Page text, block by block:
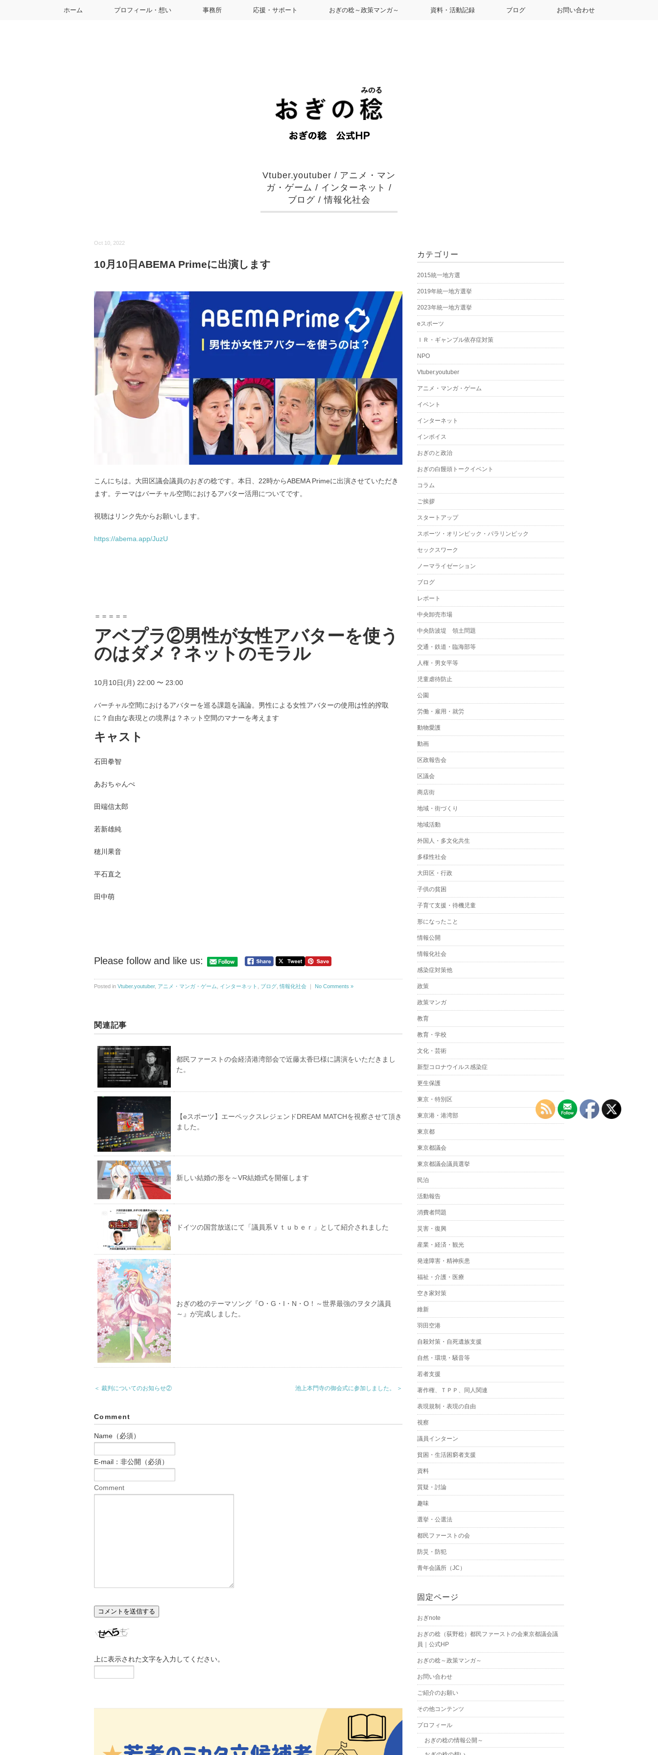
ホーム プロフィール・想い 事務所 応援・サポート おぎの稔～政策マンガ～ 資料・活動記録 ブログ お問い合わせ
Vtuber.youtuber / アニメ・マン
ガ・ゲーム / インターネット /
ブログ /情報化社会
Oct 10, 2022
10月10日ABEMA Primeに出演します
こんにちは。大田区議会議員のおぎの稔です。本日、22時からABEMA Primeに出演させていただき
ます。テーマはバーチャル空間におけるアバター活用についてです。
視聴はリンク先からお願いします。
https://abema.app/JuzU
＝＝＝＝＝
アベプラ②男性が女性アバターを使う
のはダメ？ネットのモラル
10月10日(月) 22:00 〜 23:00
バーチャル空間におけるアバターを巡る課題を議論。男性による女性アバターの使用は性的搾取
に？自由な表現との境界は？ネット空間のマナーを考えます
キャスト
石田拳智
あおちゃんぺ
田端信太郎
若新雄純
穂川果音
平石直之
田中萌
Please follow and like us:
Posted in Vtuber.youtuber, アニメ・マンガ・ゲーム インターネット ブログ ,情報化社会 ｜ No Comments »
関連記事
都民ファーストの会経済港湾部会で近藤太香巳様に講演をいただきまし
た。
【eスポーツ】エーペックスレジェンドDREAM MATCHを視察させて頂き
ました。
新しい結婚の形を～VR結婚式を開催します
ドイツの国営放送にて「議員系Ｖｔｕｂｅｒ」として紹介されました
おぎの稔のテーマソング『O・G・I・N・O！～世界最強のヲタク議員
～』が完成しました。
＜ 裁判についてのお知らせ② 池上本門寺の御会式に参加しました。 ＞
Comment
Name（必須）
E-mail：非公開（必須）
Comment
上に表示された文字を入力してください。
カテゴリー
2015統一地方選
2019年統一地方選挙
2023年統一地方選挙
eスポーツ
ＩＲ・ギャンブル依存症対策
NPO
Vtuber.youtuber
アニメ・マンガ・ゲーム
イベント
インターネット
インボイス
おぎのと政治
おぎの白饅頭トークイベント
コラム
ご挨拶
スタートアップ
スポーツ・オリンピック・パラリンピック
セックスワーク
ノーマライゼーション
ブログ
レポート
中央卸売市場
中央防波堤 領土問題
交通・鉄道・臨海部等
人権・男女平等
児童虐待防止
公園
労働・雇用・就労
動物愛護
動画
区政報告会
区議会
商店街
地域・街づくり
地域活動
外国人・多文化共生
多様性社会
大田区・行政
子供の貧困
子育て支援・待機児童
形になったこと
情報公開
情報化社会
感染症対策他
政策
政策マンガ
教育
教育・学校
文化・芸術
新型コロナウイルス感染症
更生保護
東京・特別区
東京港・港湾部
東京都
東京都議会
東京都議会議員選挙
民泊
活動報告
消費者問題
災害・復興
産業・経済・観光
発達障害・精神疾患
福祉・介護・医療
空き家対策
維新
羽田空港
自殺対策・自死遺族支援
自然・環境・騒音等
若者支援
著作権、ＴＰＰ、同人関連
表現規制・表現の自由
視察
議員インターン
貧困・生活困窮者支援
資料
質疑・討論
趣味
選挙・公選法
都民ファーストの会
防災・防犯
青年会議所（JC）
固定ページ
おぎnote
おぎの稔（荻野稔）都民ファーストの会東京都議会議
員｜公式HP
おぎの稔～政策マンガ～
お問い合わせ
ご紹介のお願い
その他コンテンツ
プロフィール
おぎの稔の情報公開～